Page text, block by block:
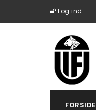
Log ind
FORSIDE